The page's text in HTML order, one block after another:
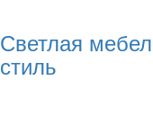
Светлая
стиль